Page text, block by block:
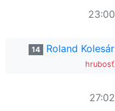
23:00
14 Roland Kolesár
hrubosť
27:02